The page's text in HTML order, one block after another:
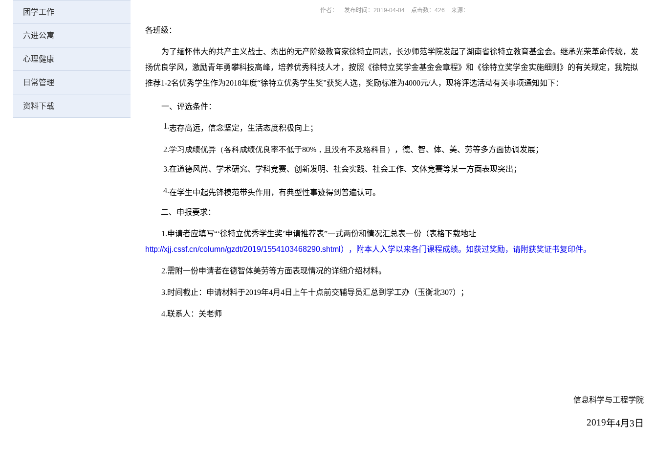
团学工作
六进公寓
心理健康
日常管理
资料下载
作者： 发布时间：2019-04-04 点击数： 426 来源：
各班级：
为了缅怀伟大的共产主义战士、杰出的无产阶级教育家徐特立同志，长沙师范学院发起了湖南省徐特立教育基金会。继承光荣革命传统，发
扬优良学风，激励青年勇攀科技高峰，培养优秀科技人才，按照《徐特立奖学金基金会章程》和《徐特立奖学金实施细则》的有关规定，我院拟
推荐1-2名优秀学生作为2018年度“徐特立优秀学生奖”获奖人选，奖励标准为4000元/人，现将评选活动有关事项通知如下：
一、评选条件：
1.志存高远，信念坚定，生活态度积极向上；
2.学习成绩优异（各科成绩优良率不低于80%，且没有不及格科目） ，德、智、体、美、劳等多方面协调发展；
3.在道德风尚、学术研究、学科竞赛、创新发明、社会实践、社会工作、文体竞赛等某一方面表现突出；
4.在学生中起先锋模范带头作用，有典型性事迹得到普遍认可。
二、申报要求：
1.申请者应填写“‘徐特立优秀学生奖’申请推荐表”一式两份和情况汇总表一份（表格下载地址
http://xjj.cssf.cn/column/gzdt/2019/1554103468290.shtml），附本人入学以来各门课程成绩。如获过奖励，请附获奖证书复印件。
2.需附一份申请者在德智体美劳等方面表现情况的详细介绍材料。
3.时间截止：申请材料于2019年4月4日上午十点前交辅导员汇总到学工办（玉衡北307）；
4.联系人：关老师
信息科学与工程学院
2019年4月3日